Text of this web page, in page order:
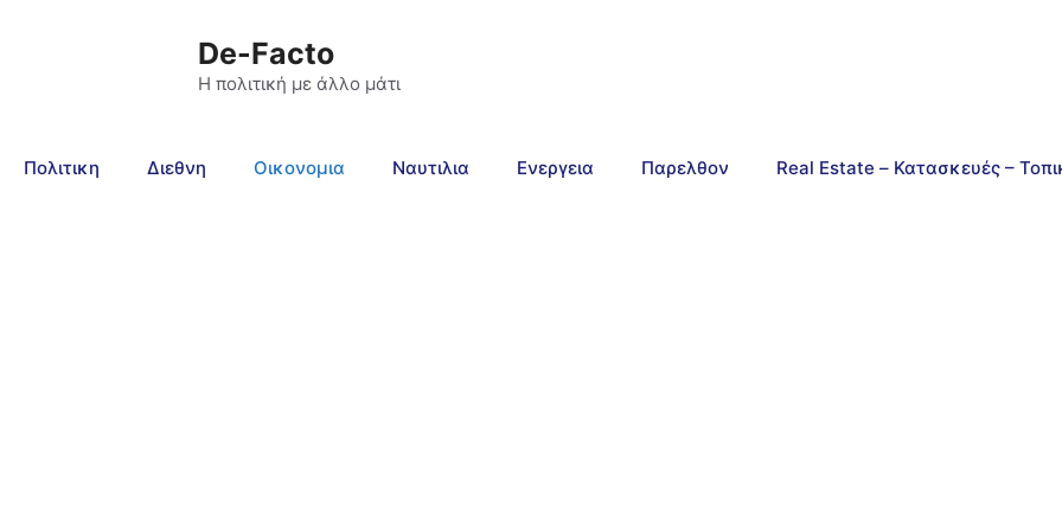
De-Facto
Η πολιτική με άλλο μάτι
Πολιτικη Διεθνη Οικονομια Ναυτιλια Ενεργεια Παρελθον Real Estate – Κατασκευές –